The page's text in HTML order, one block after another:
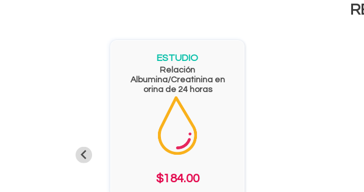
ESTUDIO
Relación
Albumina/Creatinina en
orina de 24 horas
$184.00